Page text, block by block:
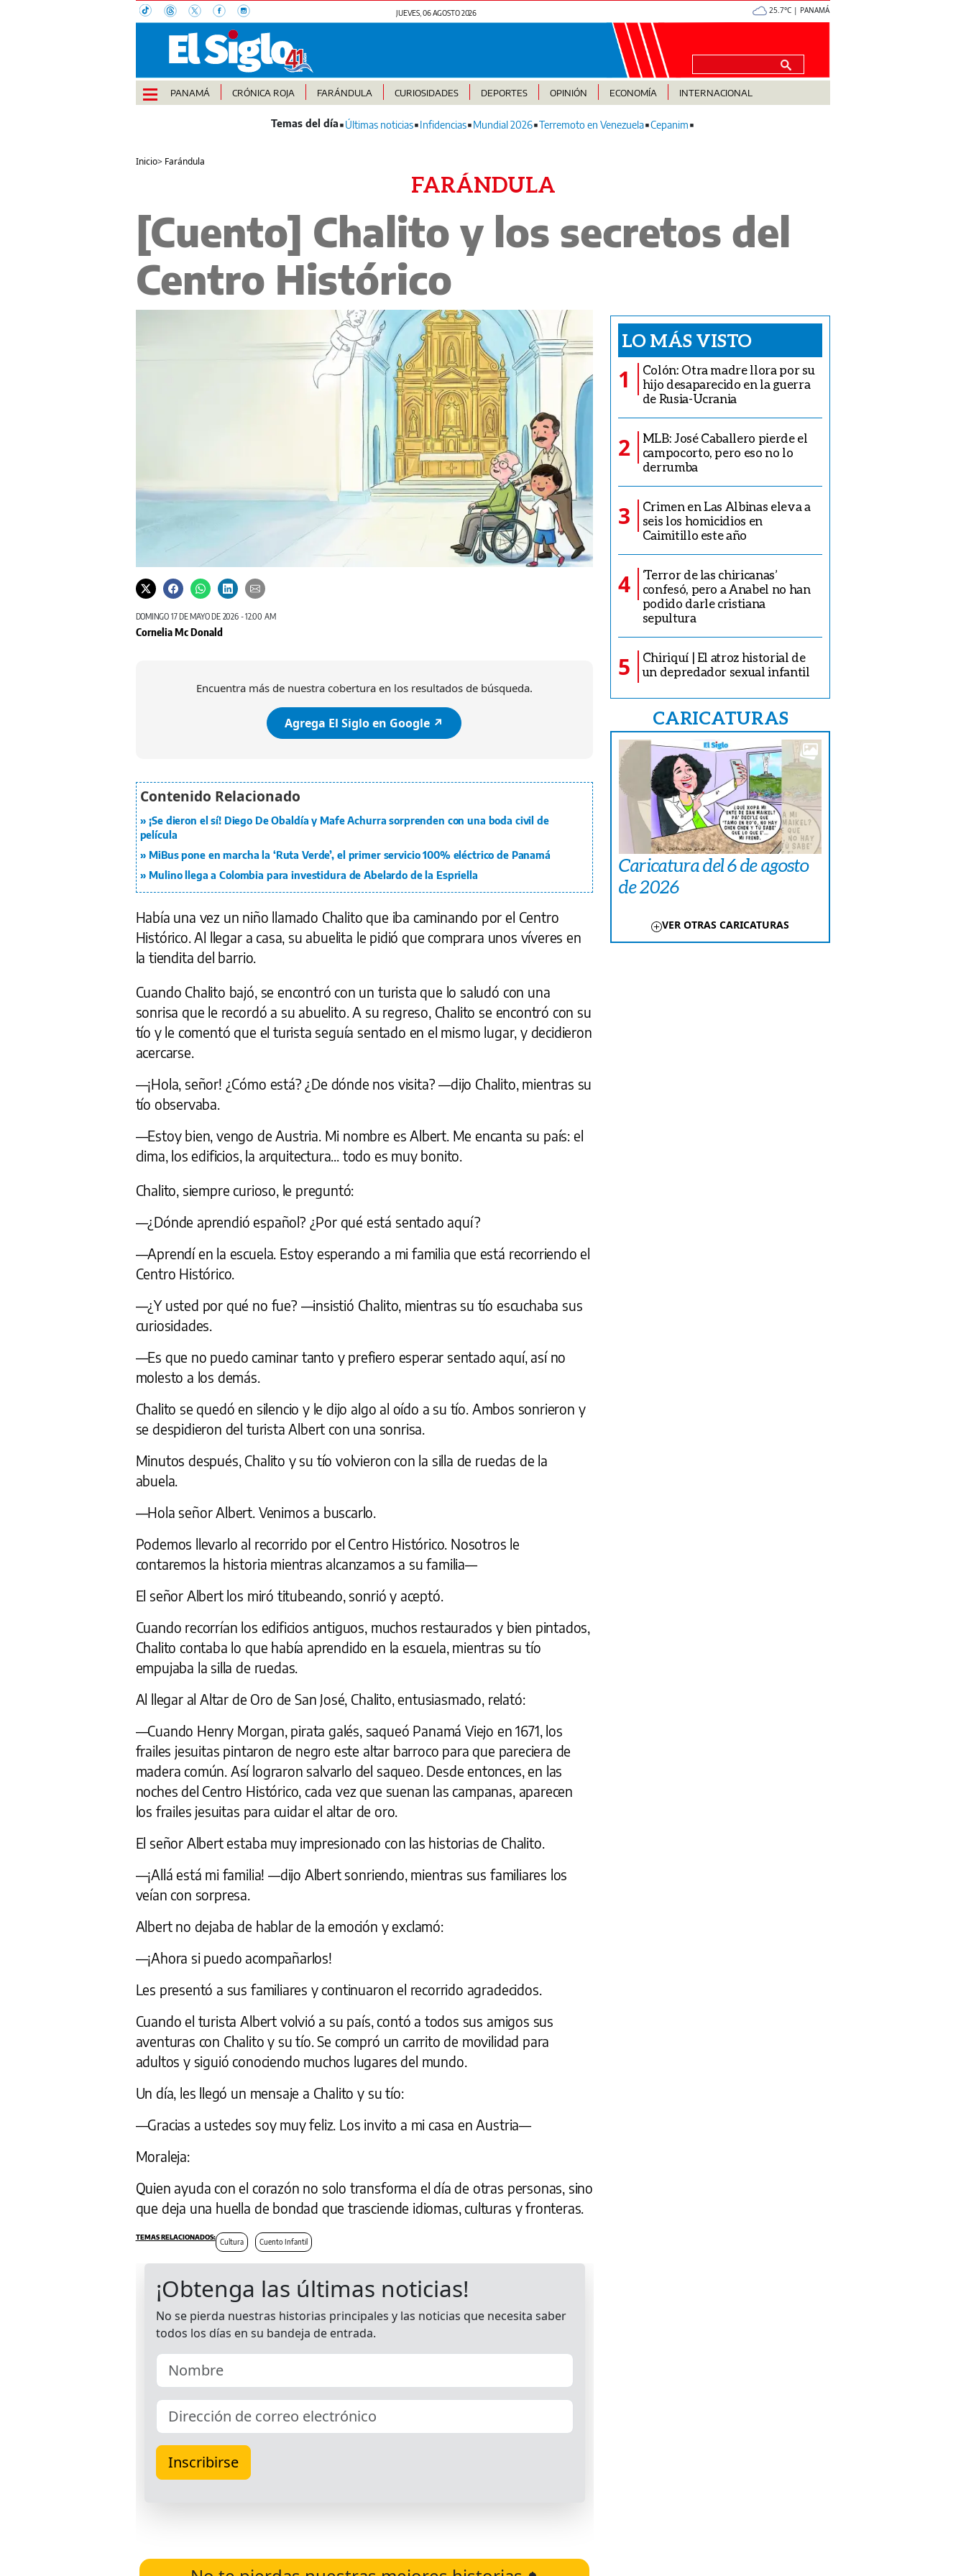
JUEVES, 06 AGOSTO 2026 25.7°C | PANAMÁ
PANAMÁ CRÓNICA ROJA FARÁNDULA CURIOSIDADES DEPORTES OPINIÓN ECONOMÍA INTERNACIONAL
Últimas noticias Infidencias Mundial 2026 Terremoto en Venezuela Cepanim
Inicio> Farándula
FARÁNDULA
[Cuento] Chalito y los secretos del
Centro Histórico
DOMINGO 17 DE MAYO DE 2026 - 12:00 AM
Cornelia Mc Donald
Encuentra más de nuestra cobertura en los resultados de búsqueda.
Agrega El Siglo en Google ↗️
¡Se dieron el sí! Diego De Obaldía y Mafe Achurra sorprenden con una boda civil de
película
MiBus pone en marcha la ‘Ruta Verde’, el primer servicio 100% eléctrico de Panamá
Mulino llega a Colombia para investidura de Abelardo de la Espriella
Había una vez un niño llamado Chalito que iba caminando por el Centro
Histórico. Al llegar a casa, su abuelita le pidió que comprara unos víveres en
la tiendita del barrio.
Cuando Chalito bajó, se encontró con un turista que lo saludó con una
sonrisa que le recordó a su abuelito. A su regreso, Chalito se encontró con su
tío y le comentó que el turista seguía sentado en el mismo lugar, y decidieron
acercarse.
—¡Hola, señor! ¿Cómo está? ¿De dónde nos visita? —dijo Chalito, mientras su
tío observaba.
—Estoy bien, vengo de Austria. Mi nombre es Albert. Me encanta su país: el
clima, los edificios, la arquitectura... todo es muy bonito.
Chalito, siempre curioso, le preguntó:
—¿Dónde aprendió español? ¿Por qué está sentado aquí?
—Aprendí en la escuela. Estoy esperando a mi familia que está recorriendo el
Centro Histórico.
—¿Y usted por qué no fue? —insistió Chalito, mientras su tío escuchaba sus
curiosidades.
—Es que no puedo caminar tanto y prefiero esperar sentado aquí, así no
molesto a los demás.
Chalito se quedó en silencio y le dijo algo al oído a su tío. Ambos sonrieron y
se despidieron del turista Albert con una sonrisa.
Minutos después, Chalito y su tío volvieron con la silla de ruedas de la
abuela.
—Hola señor Albert. Venimos a buscarlo.
Podemos llevarlo al recorrido por el Centro Histórico. Nosotros le
contaremos la historia mientras alcanzamos a su familia—
El señor Albert los miró titubeando, sonrió y aceptó.
Cuando recorrían los edificios antiguos, muchos restaurados y bien pintados,
Chalito contaba lo que había aprendido en la escuela, mientras su tío
empujaba la silla de ruedas.
Al llegar al Altar de Oro de San José, Chalito, entusiasmado, relató:
—Cuando Henry Morgan, pirata galés, saqueó Panamá Viejo en 1671, los
frailes jesuitas pintaron de negro este altar barroco para que pareciera de
madera común. Así lograron salvarlo del saqueo. Desde entonces, en las
noches del Centro Histórico, cada vez que suenan las campanas, aparecen
los frailes jesuitas para cuidar el altar de oro.
El señor Albert estaba muy impresionado con las historias de Chalito.
—¡Allá está mi familia! —dijo Albert sonriendo, mientras sus familiares los
veían con sorpresa.
Albert no dejaba de hablar de la emoción y exclamó:
—¡Ahora si puedo acompañarlos!
Les presentó a sus familiares y continuaron el recorrido agradecidos.
Cuando el turista Albert volvió a su país, contó a todos sus amigos sus
aventuras con Chalito y su tío. Se compró un carrito de movilidad para
adultos y siguió conociendo muchos lugares del mundo.
Un día, les llegó un mensaje a Chalito y su tío:
—Gracias a ustedes soy muy feliz. Los invito a mi casa en Austria—
Moraleja:
Quien ayuda con el corazón no solo transforma el día de otras personas, sino
que deja una huella de bondad que trasciende idiomas, culturas y fronteras.
Cultura Cuento Infantil
LO MÁS VISTO
1
Colón: Otra madre llora por su
hijo desaparecido en la guerra
de Rusia-Ucrania
2
MLB: José Caballero pierde el
campocorto, pero eso no lo
derrumba
3
Crimen en Las Albinas eleva a
seis los homicidios en
Caimitillo este año
4
‘Terror de las chiricanas’
confesó, pero a Anabel no han
podido darle cristiana
sepultura
5
Chiriquí | El atroz historial de
un depredador sexual infantil
CARICATURAS
Caricatura del 6 de agosto
de 2026
VER OTRAS CARICATURAS